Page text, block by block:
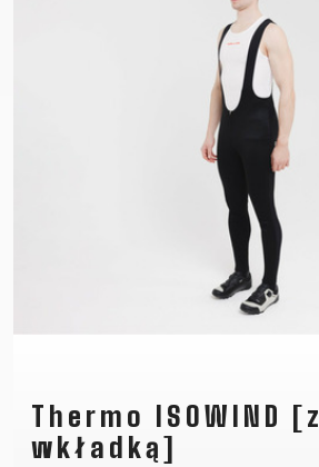
Thermo ISOWIND [z
wkładką]